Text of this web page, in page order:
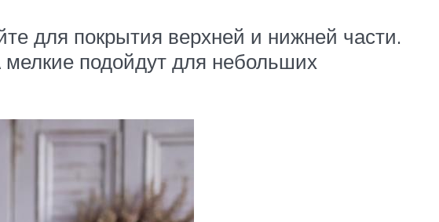
для покрытия верхней и нижней части.
подойдут для небольших